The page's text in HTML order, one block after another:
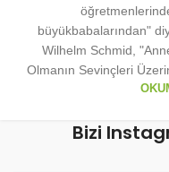
büyükbabalarından"
Wilhelm Schmid,
Olmanın Sevinçleri
Bizi